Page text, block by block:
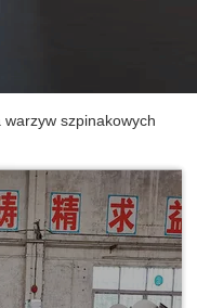
szpinakowych